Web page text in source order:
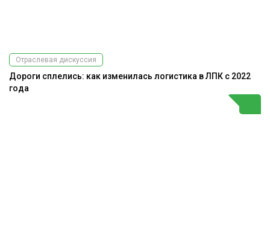
Отраслевая дискуссия
Дороги сплелись: как изменилась логистика в ЛПК с 2022
года